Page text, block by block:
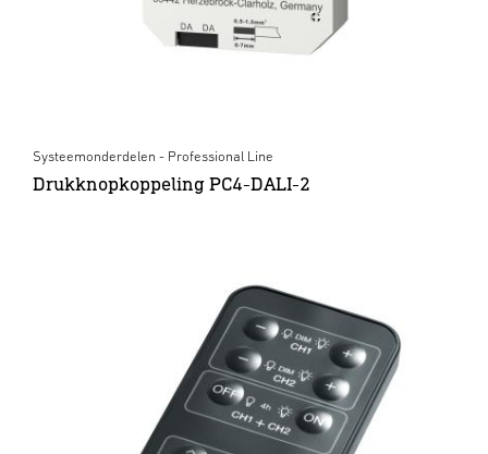
Systeemonderdelen - Professional Line
Drukknopkoppeling PC4-DALI-2